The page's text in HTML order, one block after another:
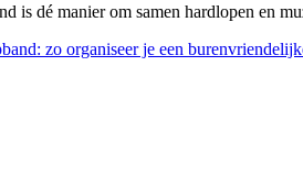
is dé manier om samen hardlopen en
zo organiseer je een